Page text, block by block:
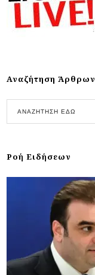
Αναζήτηση Άρθρων
Ροή Ειδήσεων